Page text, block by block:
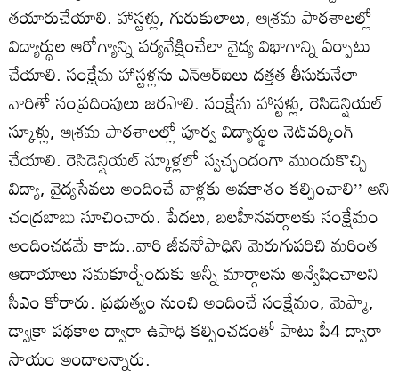
తయారుచేయాలి. హాస్టళ్లు, గురుకులాలు, ఆశ్రమ పాఠశాలల్లో
విద్యార్థుల ఆరోగ్యాన్ని పర్యవేక్షించేలా వైద్య విభాగాన్ని ఏర్పాటు
చేయాలి. సంక్షేమ హాస్టళ్లను ఎన్‌ఆర్‌ఐలు దత్తత తీసుకునేలా
వారితో సంప్రదింపులు జరపాలి. సంక్షేమ హాస్టళ్లు, రెసిడెన్షియల్‌
స్కూళ్లు, ఆశ్రమ పాఠశాలల్లో పూర్వ విద్యార్థుల నెట్‌వర్కింగ్‌
చేయాలి. రెసిడెన్షియల్‌ స్కూళ్లలో స్వచ్ఛందంగా ముందుకొచ్చి
విద్యా, వైద్యసేవలు అందించే వాళ్లకు అవకాశం కల్పించాలి’’ అని
చంద్రబాబు సూచించారు. పేదలు, బలహీనవర్గాలకు సంక్షేమం
అందించడమే కాదు..వారి జీవనోపాధిని మెరుగుపరిచి మరింత
ఆదాయాలు సమకూర్చేందుకు అన్నీ మార్గాలను అన్వేషించాలని
సీఎం కోరారు. ప్రభుత్వం నుంచి అందించే సంక్షేమం, మెప్మా,
డ్వాక్రా పథకాల ద్వారా ఉపాధి కల్పించడంతో పాటు పీ4 ద్వారా
సాయం అందాలన్నారు.